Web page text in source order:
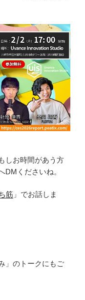
しお時間があう方
DMくださいね。
筋 」でお話しま
」のトークにもご